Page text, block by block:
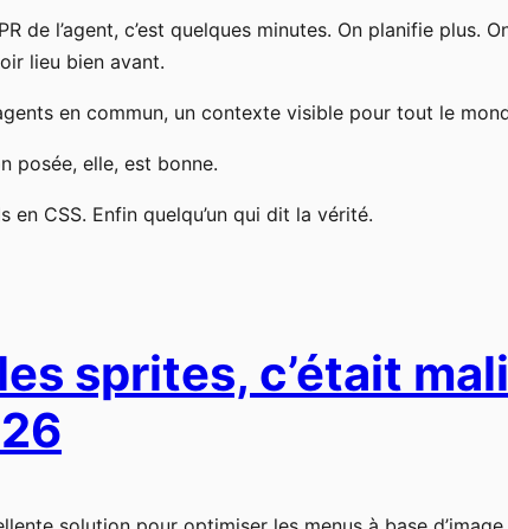
de l’agent, c’est quelques minutes. On planifie plus.
lieu bien avant.
en commun, un contexte visible pour tout le
posée, elle, est bonne.
CSS. Enfin quelqu’un qui dit la vérité.
sprites, c’était